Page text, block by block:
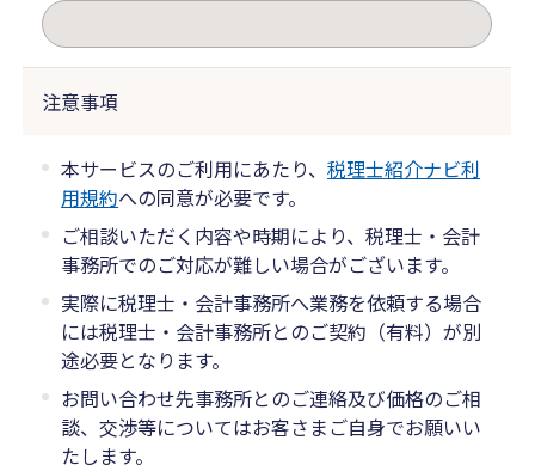
注意事項
本サービスのご利用にあたり、税理士紹介ナビ利
用規約への同意が必要です。
ご相談いただく内容や時期により、税理士・会計
事務所でのご対応が難しい場合がございます。
実際に税理士・会計事務所へ業務を依頼する場合
には税理士・会計事務所とのご契約（有料）が別
途必要となります。
お問い合わせ先事務所とのご連絡及び価格のご相
談、交渉等についてはお客さまご自身でお願いい
たします。